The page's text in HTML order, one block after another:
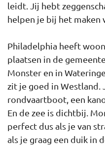
leidt. Jij hebt
helpen je bij het maken
Philadelphia heeft
plaatsen in de
Monster en in
zit je goed in Westland.
rondvaartboot, een
En de zee is dichtbij.
perfect dus als je van
als je graag een duik in